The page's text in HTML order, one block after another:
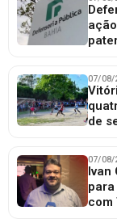
07/08/
de
07/08/
Ivan
com